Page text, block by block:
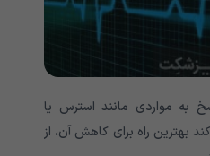
به مواردی مانند استرس یا
بهترین راه برای کاهش آن، از